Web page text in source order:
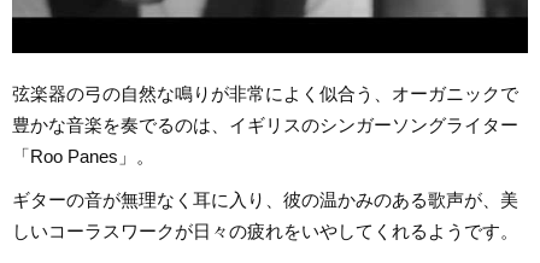
弦楽器の弓の自然な鳴りが非常によく似合う、オーガニックで
豊かな音楽を奏でるのは、イギリスのシンガーソングライター
「Roo Panes」。
ギターの音が無理なく耳に入り、彼の温かみのある歌声が、美
しいコーラスワークが日々の疲れをいやしてくれるようです。